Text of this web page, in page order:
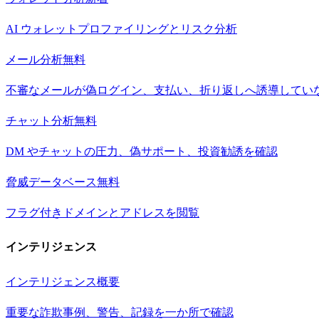
AI ウォレットプロファイリングとリスク分析
メール分析無料
不審なメールが偽ログイン、支払い、折り返しへ誘導してい
チャット分析無料
DM やチャットの圧力、偽サポート、投資勧誘を確認
脅威データベース無料
フラグ付きドメインとアドレスを閲覧
インテリジェンス
インテリジェンス概要
重要な詐欺事例、警告、記録を一か所で確認